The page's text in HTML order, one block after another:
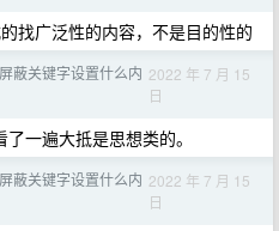
找广泛性的内容，不是目的性的
蔽关键字设置什么内 2022 年 7 月 15
日
一遍大抵是思想类的。
蔽关键字设置什么内 2022 年 7 月 15
日